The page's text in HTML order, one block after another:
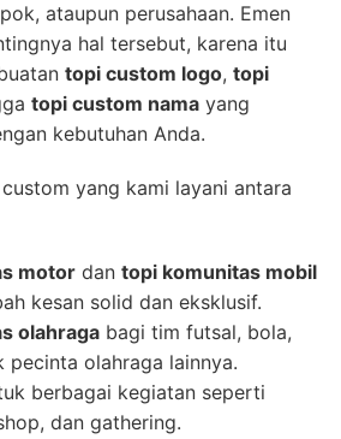
ataupun perusahaan. Emen
hal tersebut, karena itu
topi custom logo, topi
topi custom nama yang
kebutuhan Anda.
yang kami layani antara
motor dan topi komunitas mobil
kesan solid dan eksklusif.
olahraga bagi tim futsal, bola,
pecinta olahraga lainnya.
berbagai kegiatan seperti
dan gathering.